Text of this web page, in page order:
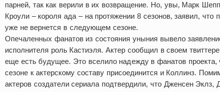
парней, так как верили в их возвращение. Но, увы, Марк
Кроули – короля ада – на протяжении 8 сезонов, заявил, что
уже не вернется в следующем сезоне.
Опечаленных фанатов из состояния уныния вывело
исполнителя роль Кастиэля. Актер сообщил в своем
еще есть будущее. Это вселило надежду в фанатов проекта,
сезоне к актерскому составу присоединится и Коллинз.
актеров создатели сериала подтвердили, что Дженсен Эклз,